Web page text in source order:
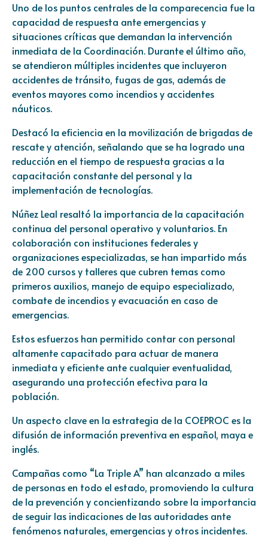
Uno de los puntos centrales de la comparecencia fue la
capacidad de respuesta ante emergencias y
situaciones críticas que demandan la intervención
inmediata de la Coordinación. Durante el último año,
se atendieron múltiples incidentes que incluyeron
accidentes de tránsito, fugas de gas, además de
eventos mayores como incendios y accidentes
náuticos.
Destacó la eficiencia en la movilización de brigadas de
rescate y atención, señalando que se ha logrado una
reducción en el tiempo de respuesta gracias a la
capacitación constante del personal y la
implementación de tecnologías.
Núñez Leal resaltó la importancia de la capacitación
continua del personal operativo y voluntarios. En
colaboración con instituciones federales y
organizaciones especializadas, se han impartido más
de 200 cursos y talleres que cubren temas como
primeros auxilios, manejo de equipo especializado,
combate de incendios y evacuación en caso de
emergencias.
Estos esfuerzos han permitido contar con personal
altamente capacitado para actuar de manera
inmediata y eficiente ante cualquier eventualidad,
asegurando una protección efectiva para la
población.
Un aspecto clave en la estrategia de la COEPROC es la
difusión de información preventiva en español, maya e
inglés.
Campañas como “La Triple A” han alcanzado a miles
de personas en todo el estado, promoviendo la cultura
de la prevención y concientizando sobre la importancia
de seguir las indicaciones de las autoridades ante
fenómenos naturales, emergencias y otros incidentes.